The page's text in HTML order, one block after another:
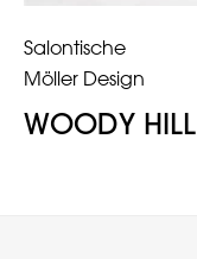
Salontische
Möller Design
WOODY HILL